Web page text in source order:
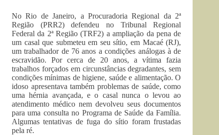
No Rio de Janeiro, a Procuradoria Regional da 2ª
Região (PRR2) defendeu no Tribunal Regional
Federal da 2ª Região (TRF2) a ampliação da pena de
um casal que submeteu em seu sítio, em Macaé (RJ),
um trabalhador de 76 anos a condições análogas à de
escravidão. Por cerca de 20 anos, a vítima fazia
trabalhos forçados em circunstâncias degradantes, sem
condições mínimas de higiene, saúde e alimentação. O
idoso apresentava também problemas de saúde, como
uma hérnia avançada, e o casal nunca o levou ao
atendimento médico nem devolveu seus documentos
para uma consulta no Programa de Saúde da Família.
Algumas tentativas de fuga do sítio foram frustadas
pela ré.